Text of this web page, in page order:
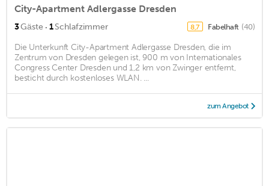
City-Apartment Adlergasse Dresden
3Gäste · 1Schlafzimmer 8,7 Fabelhaft (40)
Die Unterkunft City-Apartment Adlergasse Dresden, die im
Zentrum von Dresden gelegen ist, 900 m von Internationales
Congress Center Dresden und 1,2 km von Zwinger entfernt,
besticht durch kostenloses WLAN. ...
zum Angebot